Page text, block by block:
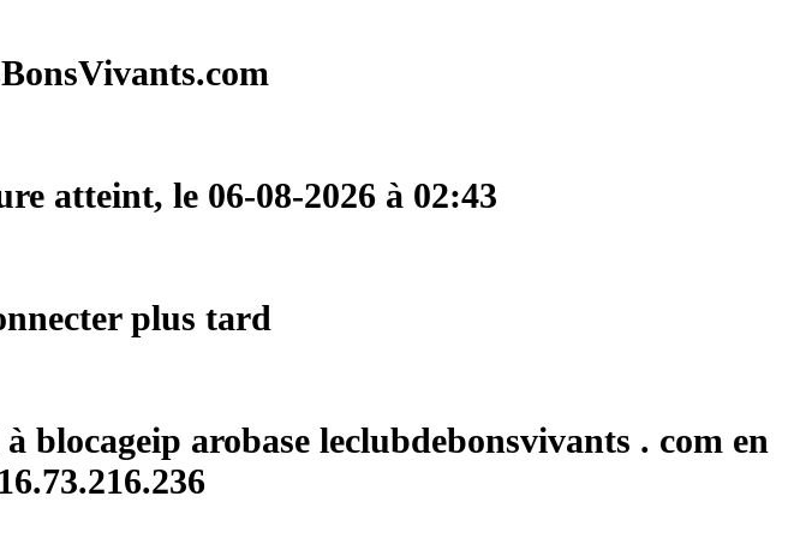
atteint, le 06-08-2026 à 02:43
plus tard
blocageip arobase leclubdebonsvivants . com en